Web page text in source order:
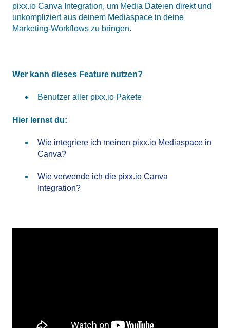
pixx.io Canva Integration, um Media Dateien direkt und
unkompliziert aus deinem Mediaspace in deine
Marketing-Workflows zu bringen.
Wer kann dieses Feature nutzen?
Benutzer aller pixx.io Pakete
Hier lernst du:
Wie integriere ich meinen pixx.io Mediaspace in
Canva?
Wie verwende ich die pixx.io Canva
Integration?